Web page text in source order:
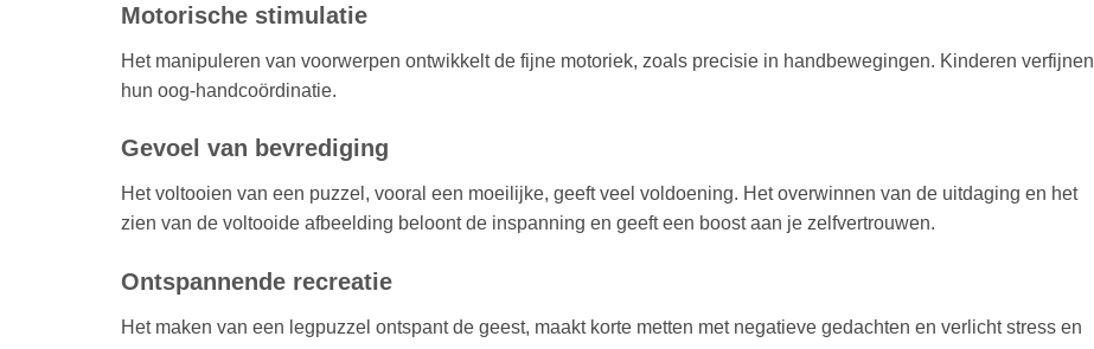
Motorische stimulatie
Het manipuleren van voorwerpen ontwikkelt de fijne motoriek, zoals precisie in handbewegingen. Kinderen verfijnen
hun oog-handcoördinatie.
Gevoel van bevrediging
Het voltooien van een puzzel, vooral een moeilijke, geeft veel voldoening. Het overwinnen van de uitdaging en het
zien van de voltooide afbeelding beloont de inspanning en geeft een boost aan je zelfvertrouwen.
Ontspannende recreatie
Het maken van een legpuzzel ontspant de geest, maakt korte metten met negatieve gedachten en verlicht stress en